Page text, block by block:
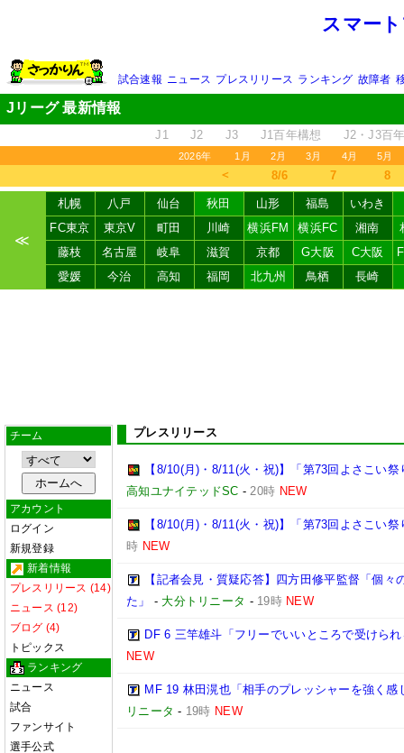
スマー
試合速報 ニュース プレスリリース ランキング 故障者
Jリーグ 最新情報
J1 J2 J3 J1百年構想 J2・J3百
2026年 1月 2月 3月 4月 5月
＜ 8/6 7 8
≪
札幌 八戸 仙台 秋田 山形 福島
いわき
FC東京
東京V 町田 川崎 横浜FM 横浜FC 湘南
藤枝
名古屋 岐阜 滋賀 京都 G大阪 C大阪
愛媛
今治 高知 福岡 北九州 鳥栖 長崎
チーム
アカウント
ログイン
新規登録
新着情報
プレスリリース (14)
ニュース (12)
ブログ (4)
トピックス
ランキング
ニュース
試合
ファンサイト
選手公式
プレスリリース
【8/10(月)・8/11(火・祝)】「第73回よさこい
高知ユナイテッドSC -20時 NEW
【8/10(月)・8/11(火・祝)】「第73回よさこい
時 NEW
【記者会見・質疑応答】四方田修平監督「個
た」
- 大分トリニータ - 19時 NEW
DF 6 三竿雄斗「フリーでいいところで受けら
NEW
MF 19 林田滉也「相手のプレッシャーを強く
リニータ - 19時 NEW